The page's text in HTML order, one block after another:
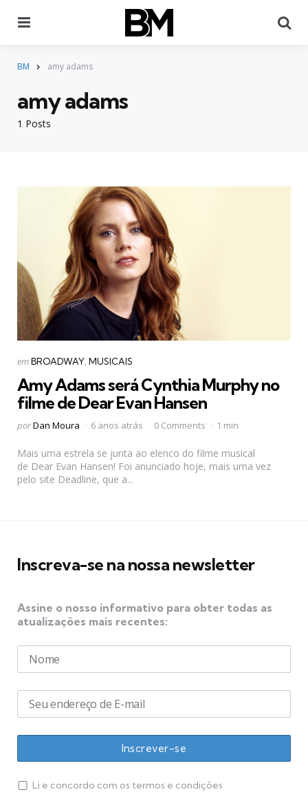
BM amy adams
1 Posts
amy adams
Categorias
Postado
emBROADWAY MUSICAIS
Amy Adams será Cynthia Murphy no
filme de Dear Evan Hansen
Postado
porDan Moura 6 anos atrás 0 Comments 1 min
Mais uma estrela se junta ao elenco do filme musical
de Dear Evan Hansen! Foi anunciado hoje, mais uma vez
pelo site Deadline, que a...
Inscreva-se na nossa newsletter
Assine o nosso informativo para obter todas as
atualizações mais recentes:
Li e concordo com os termos e condições